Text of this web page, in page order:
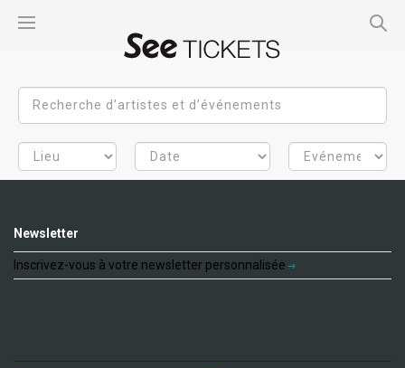
Newsletter
Inscrivez-vous à votre newsletter personnalisée